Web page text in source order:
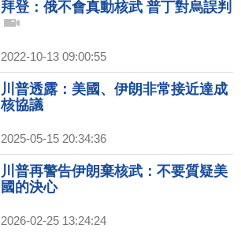
拜登：俄不會真動核武 普丁對烏誤判
2022-10-13 09:00:55
川普透露：美國、伊朗非常接近達成
核協議
2025-05-15 20:34:36
川普再警告伊朗棄核武：不要質疑美
國的決心
2026-02-25 13:24:24